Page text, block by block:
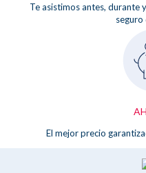
Te asistimos antes, durante
seguro
El mejor precio